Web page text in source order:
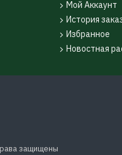
Мой Аккаунт
История
Избранное
Новостная
защищены